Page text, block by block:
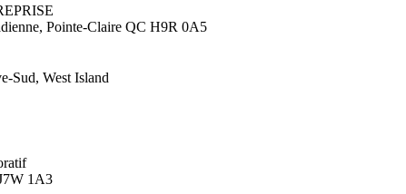
Pointe-Claire QC H9R 0A5
Sud, West Island
1A3